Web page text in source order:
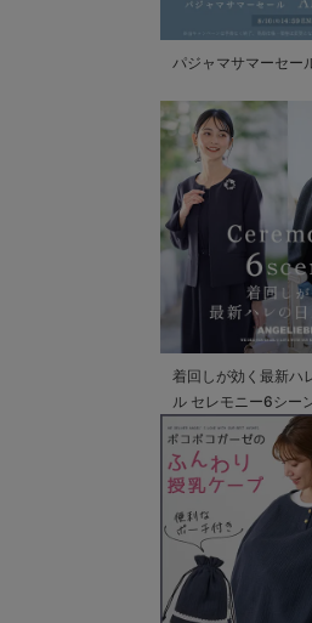
パジャマサマーセー
着回しが効く最新ハ
ル セレモニー6シー